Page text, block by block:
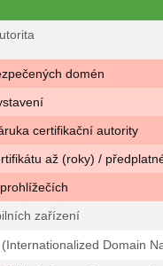
domén
certifikační autority
až (roky) /
zařízení
Domain